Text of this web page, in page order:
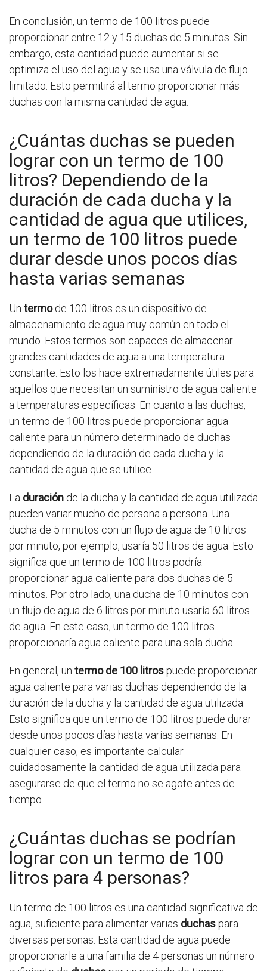
En conclusión, un termo de 100 litros puede
proporcionar entre 12 y 15 duchas de 5 minutos. Sin
embargo, esta cantidad puede aumentar si se
optimiza el uso del agua y se usa una válvula de flujo
limitado. Esto permitirá al termo proporcionar más
duchas con la misma cantidad de agua.
¿Cuántas duchas se pueden
lograr con un termo de 100
litros? Dependiendo de la
duración de cada ducha y la
cantidad de agua que utilices,
un termo de 100 litros puede
durar desde unos pocos días
hasta varias semanas
Un termode 100 litros es un dispositivo de
almacenamiento de agua muy común en todo el
mundo. Estos termos son capaces de almacenar
grandes cantidades de agua a una temperatura
constante. Esto los hace extremadamente útiles para
aquellos que necesitan un suministro de agua caliente
a temperaturas específicas. En cuanto a las duchas,
un termo de 100 litros puede proporcionar agua
caliente para un número determinado de duchas
dependiendo de la duración de cada ducha y la
cantidad de agua que se utilice.
La duración de la ducha y la cantidad de agua utilizada
pueden variar mucho de persona a persona. Una
ducha de 5 minutos con un flujo de agua de 10 litros
por minuto, por ejemplo, usaría 50 litros de agua. Esto
significa que un termo de 100 litros podría
proporcionar agua caliente para dos duchas de 5
minutos. Por otro lado, una ducha de 10 minutos con
un flujo de agua de 6 litros por minuto usaría 60 litros
de agua. En este caso, un termo de 100 litros
proporcionaría agua caliente para una sola ducha.
En general, un termo de 100 litrospuede proporcionar
agua caliente para varias duchas dependiendo de la
duración de la ducha y la cantidad de agua utilizada.
Esto significa que un termo de 100 litros puede durar
desde unos pocos días hasta varias semanas. En
cualquier caso, es importante calcular
cuidadosamente la cantidad de agua utilizada para
asegurarse de que el termo no se agote antes de
tiempo.
¿Cuántas duchas se podrían
lograr con un termo de 100
litros para 4 personas?
Un termo de 100 litros es una cantidad significativa de
agua, suficiente para alimentar varias duchaspara
diversas personas. Esta cantidad de agua puede
proporcionarle a una familia de 4 personas un número